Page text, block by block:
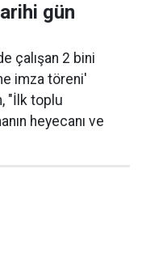
gün
çalışan 2 bini
imza töreni'
"İlk toplu
heyecanı ve